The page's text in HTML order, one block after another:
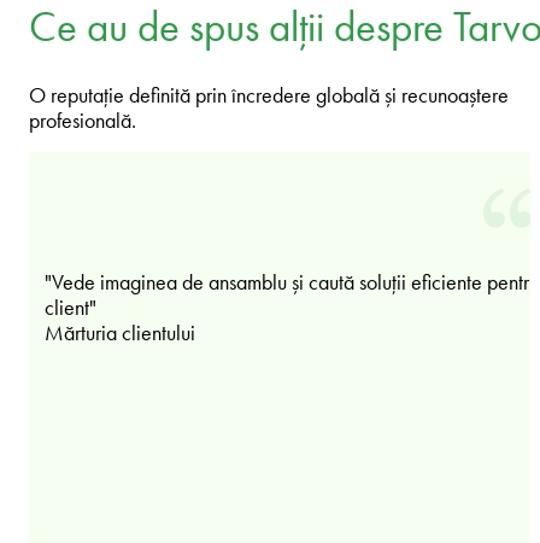
Ce au de spus alții despre
O reputație definită prin încredere globală și recunoaștere
profesională.
"Vede imaginea de ansamblu și caută soluții eficiente pentru
client"
Mărturia clientului